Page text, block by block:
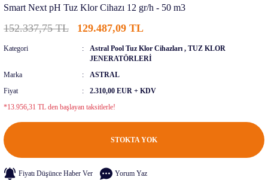
Smart Next pH Tuz Klor Cihazı 12 gr/h - 50 m3
152.337,75 TL 129.487,09 TL
Kategori Astral Pool Tuz Klor Cihazları , TUZ KLOR
JENERATÖRLERİ
Marka
ASTRAL
Fiyat
2.310,00 EUR + KDV
*13.956,31 TL den başlayan taksitlerle!
STOKTA YOK
Fiyatı Düşünce Haber Ver Yorum Yaz